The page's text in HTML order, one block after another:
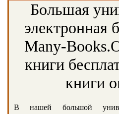
Большая
электронная
Many-
книги
книги
В нашей большой